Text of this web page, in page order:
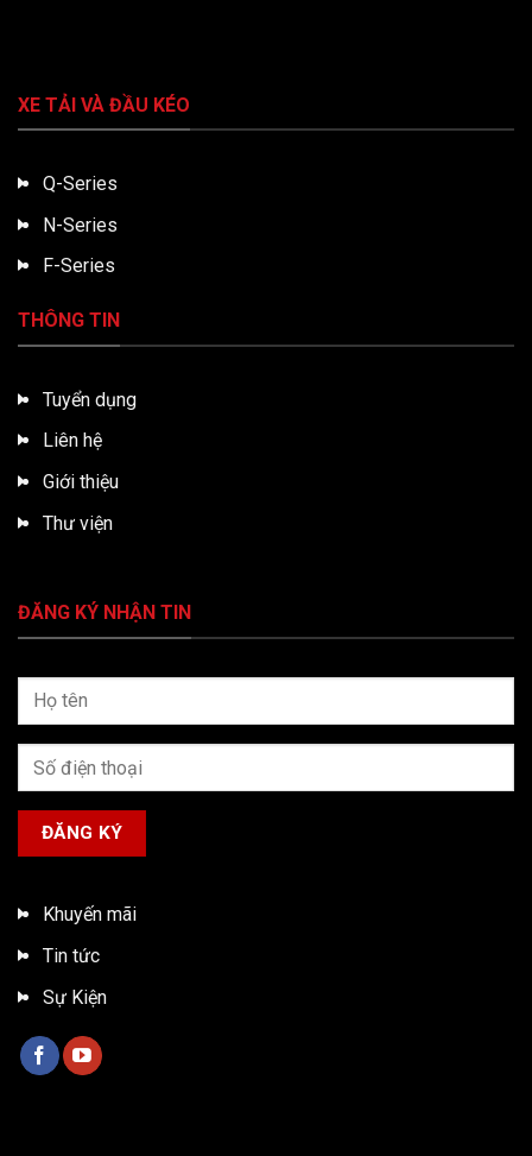
XE TẢI VÀ ĐẦU KÉO
Q-Series
N-Series
F-Series
THÔNG TIN
Tuyển dụng
Liên hệ
Giới thiệu
Thư viện
ĐĂNG KÝ NHẬN TIN
Khuyến mãi
Tin tức
Sự Kiện